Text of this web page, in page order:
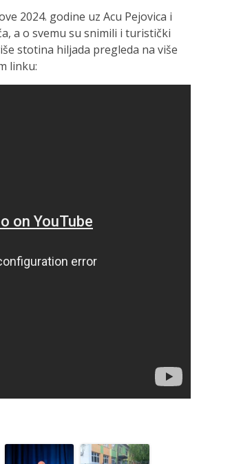
2024. godine uz Acu Pejovica i
a o svemu su snimili i turistički
stotina hiljada pregleda na više
linku: